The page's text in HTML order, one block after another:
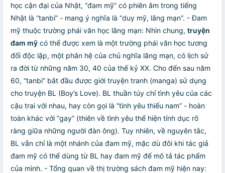
học cận đại của Nhật, “đam mỹ” có phiên âm trong tiếng
Nhật là “tanbi” - mang ý nghĩa là “duy mỹ, lãng mạn”. - Đam
mỹ thuộc trường phái văn học lãng mạn: Nhìn chung, truyện
đam mỹ có thể được xem là một trường phái văn học tương
đối độc lập, một phân hệ của chủ nghĩa lãng mạn, có lịch sử
ra đời từ những năm 30, 40 của thế kỷ XX. Cho đến sau năm
60, “tanbi” bắt đầu được giới truyện tranh (manga) sử dụng
cho truyện BL (Boy’s Love). BL thuần túy chỉ tình yêu của các
cậu trai với nhau, hay còn gọi là “tình yêu thiếu nam” - hoàn
toàn khác với “gay” (thiên về tình yêu thể hiện tính dục rõ
ràng giữa những người đàn ông). Tuy nhiên, về nguyên tắc,
BL vẫn chỉ là một nhánh của đam mỹ, mặc dù đôi khi tác giả
đam mỹ có thể dùng từ BL hay đam mỹ để mô tả tác phẩm
của mình. - Tổng quan về thị trường sách đam mỹ hiện nay: